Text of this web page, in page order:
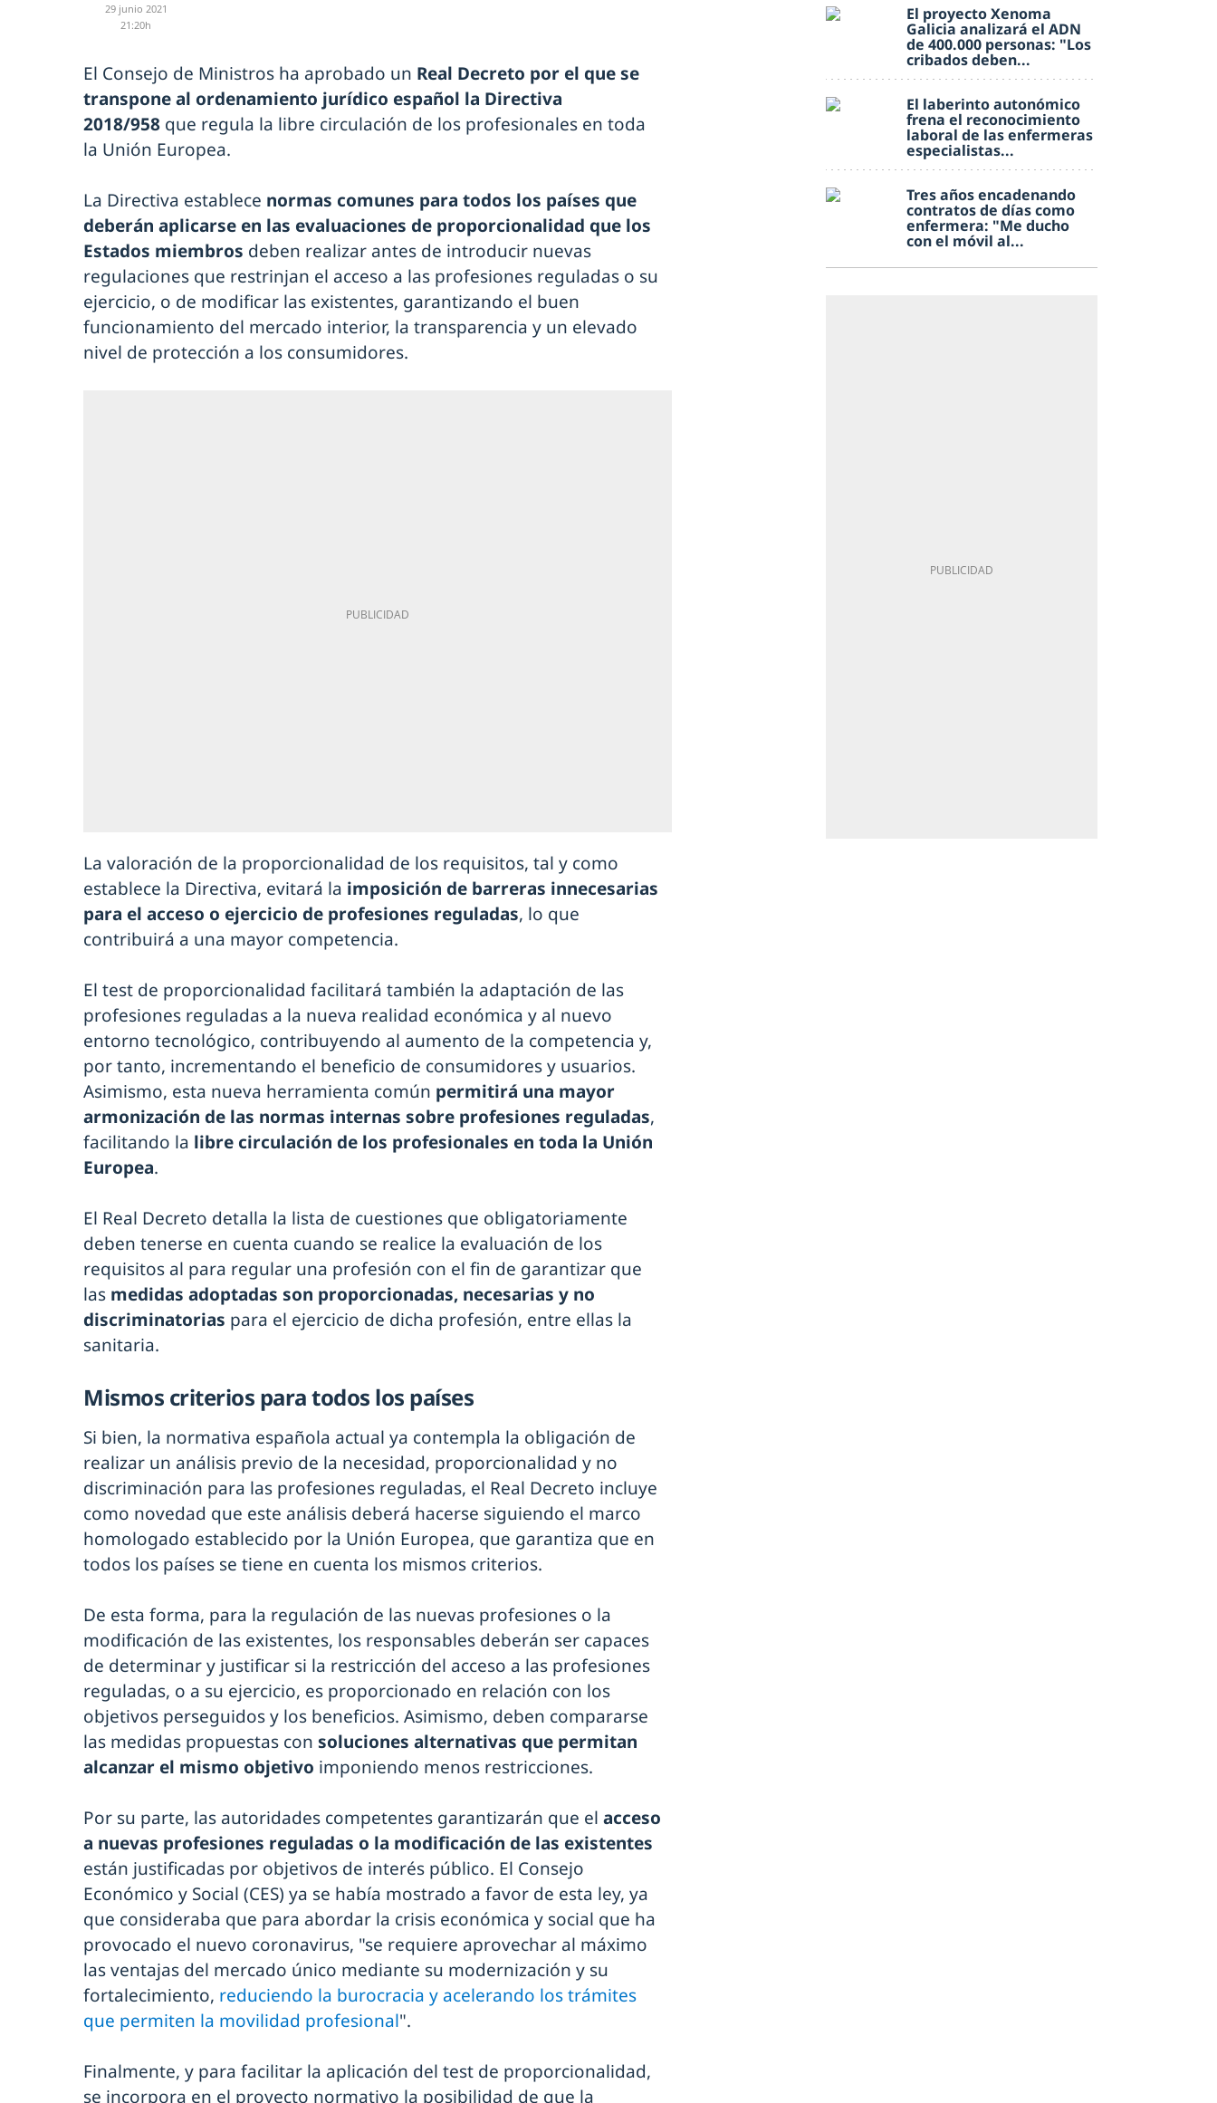
29 junio 2021
21:20h
El Consejo de Ministros ha aprobado un Real Decreto por el que se
transpone al ordenamiento jurídico español la Directiva
2018/958 que regula la libre circulación de los profesionales en toda
la Unión Europea.
La Directiva establece normas comunes para todos los países que
deberán aplicarse en las evaluaciones de proporcionalidad que los
Estados miembros deben realizar antes de introducir nuevas
regulaciones que restrinjan el acceso a las profesiones reguladas o su
ejercicio, o de modificar las existentes, garantizando el buen
funcionamiento del mercado interior, la transparencia y un elevado
nivel de protección a los consumidores.
La valoración de la proporcionalidad de los requisitos, tal y como
establece la Directiva, evitará la imposición de barreras innecesarias
para el acceso o ejercicio de profesiones reguladas, lo que
contribuirá a una mayor competencia.
El test de proporcionalidad facilitará también la adaptación de las
profesiones reguladas a la nueva realidad económica y al nuevo
entorno tecnológico, contribuyendo al aumento de la competencia y,
por tanto, incrementando el beneficio de consumidores y usuarios.
Asimismo, esta nueva herramienta común permitirá una mayor
armonización de las normas internas sobre profesiones reguladas,
facilitando la libre circulación de los profesionales en toda la Unión
Europea.
El Real Decreto detalla la lista de cuestiones que obligatoriamente
deben tenerse en cuenta cuando se realice la evaluación de los
requisitos al para regular una profesión con el fin de garantizar que
las medidas adoptadas son proporcionadas, necesarias y no
discriminatorias para el ejercicio de dicha profesión, entre ellas la
sanitaria.
Mismos criterios para todos los países
Si bien, la normativa española actual ya contempla la obligación de
realizar un análisis previo de la necesidad, proporcionalidad y no
discriminación para las profesiones reguladas, el Real Decreto incluye
como novedad que este análisis deberá hacerse siguiendo el marco
homologado establecido por la Unión Europea, que garantiza que en
todos los países se tiene en cuenta los mismos criterios.
De esta forma, para la regulación de las nuevas profesiones o la
modificación de las existentes, los responsables deberán ser capaces
de determinar y justificar si la restricción del acceso a las profesiones
reguladas, o a su ejercicio, es proporcionado en relación con los
objetivos perseguidos y los beneficios. Asimismo, deben compararse
las medidas propuestas con soluciones alternativas que permitan
alcanzar el mismo objetivo imponiendo menos restricciones.
Por su parte, las autoridades competentes garantizarán que el acceso
a nuevas profesiones reguladas o la modificación de las existentes
están justificadas por objetivos de interés público. El Consejo
Económico y Social (CES) ya se había mostrado a favor de esta ley, ya
que consideraba que para abordar la crisis económica y social que ha
provocado el nuevo coronavirus, "se requiere aprovechar al máximo
las ventajas del mercado único mediante su modernización y su
fortalecimiento, reduciendo la burocracia y acelerando los trámites
que permiten la movilidad profesional".
Finalmente, y para facilitar la aplicación del test de proporcionalidad,
se incorpora en el proyecto normativo la posibilidad de que la
El proyecto Xenoma
Galicia analizará el ADN
de 400.000 personas: "Los
cribados deben...
El laberinto autonómico
frena el reconocimiento
laboral de las enfermeras
especialistas...
Tres años encadenando
contratos de días como
enfermera: "Me ducho
con el móvil al...